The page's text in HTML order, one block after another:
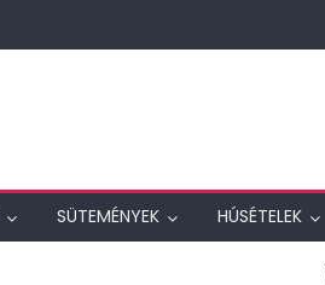
SÜTEMÉNYEK HÚSÉTELEK